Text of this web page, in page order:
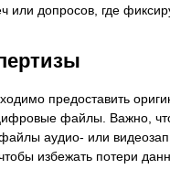
допросов, где
предоставить
файлы. Важно,
аудио- или
избежать потери